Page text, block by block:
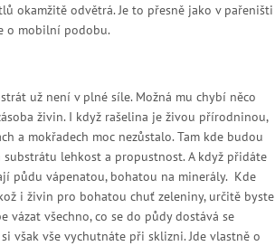
okamžitě odvětrá. Je to přesně jako v pařeništi
o mobilní podobu.
už není v plné síle. Možná mu chybí něco
živin. I když rašelina je živou přírodninou,
a mokřadech moc nezůstalo. Tam kde budou
lehkost a propustnost. A když přidáte
půdu vápenatou, bohatou na minerály. Kde
i živin pro bohatou chuť zeleniny, určitě byste
všechno, co se do půdy dostává se
však vše vychutnáte při sklizni. Jde vlastně o